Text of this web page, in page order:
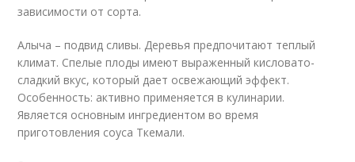
зависимости от сорта.
Алыча – подвид сливы. Деревья предпочитают теплый
климат. Спелые плоды имеют выраженный кисловато-
сладкий вкус, который дает освежающий эффект.
Особенность: активно применяется в кулинарии.
Является основным ингредиентом во время
приготовления соуса Ткемали.